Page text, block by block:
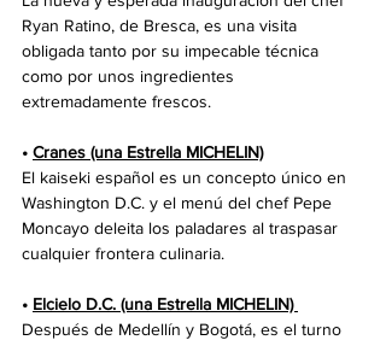
Ryan Ratino, de Bresca, es una visita
obligada tanto por su impecable técnica
como por unos ingredientes
extremadamente frescos.
• Cranes (una Estrella MICHELIN)
El kaiseki español es un concepto único en
Washington D.C. y el menú del chef Pepe
Moncayo deleita los paladares al traspasar
cualquier frontera culinaria.
• Elcielo D.C. (una Estrella MICHELIN)
Después de Medellín y Bogotá, es el turno